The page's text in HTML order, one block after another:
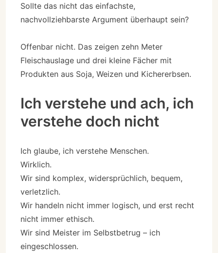
Sollte das nicht das einfachste,
nachvollziehbarste Argument überhaupt sein?
Offenbar nicht. Das zeigen zehn Meter
Fleischauslage und drei kleine Fächer mit
Produkten aus Soja, Weizen und Kichererbsen.
Ich verstehe und ach, ich
verstehe doch nicht
Ich glaube, ich verstehe Menschen.
Wirklich.
Wir sind komplex, widersprüchlich, bequem,
verletzlich.
Wir handeln nicht immer logisch, und erst recht
nicht immer ethisch.
Wir sind Meister im Selbstbetrug – ich
eingeschlossen.